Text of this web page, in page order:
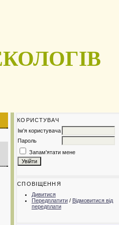
КОРИСТУВАЧ
Ім'я користувача
Пароль
Запам'ятати мене
СПОВІЩЕННЯ
Дивитися
Передплатити/ Відмовитися від
передплати